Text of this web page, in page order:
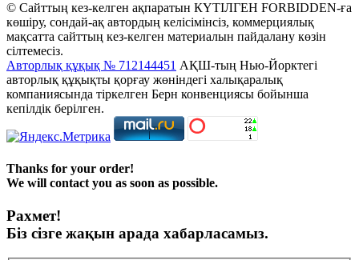
© Сайттың кез-келген ақпаратын КҮТІЛГЕН FORBIDDEN-ға
көшіру, сондай-ақ автордың келісімінсіз, коммерциялық
мақсатта сайттың кез-келген материалын пайдалану көзін
сілтемесіз.
Авторлық құқық № 712144451 АҚШ-тың Нью-Йорктегі
авторлық құқықты қорғау жөніндегі халықаралық
компаниясында тіркелген Берн конвенциясы бойынша
кепілдік берілген.
Thanks for your order!
We will contact you as soon as possible.
Рахмет!
Біз сізге жақын арада хабарласамыз.